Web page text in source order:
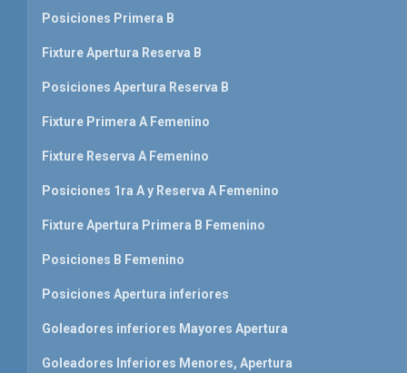
Posiciones Primera B
Fixture Apertura Reserva B
Posiciones Apertura Reserva B
Fixture Primera A Femenino
Fixture Reserva A Femenino
Posiciones 1ra A y Reserva A Femenino
Fixture Apertura Primera B Femenino
Posiciones B Femenino
Posiciones Apertura inferiores
Goleadores inferiores Mayores Apertura
Goleadores Inferiores Menores, Apertura